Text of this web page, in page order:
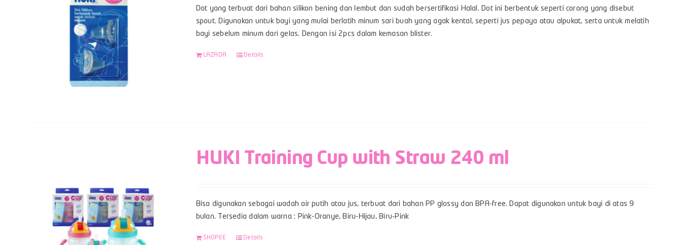
Dot yang terbuat dari bahan silikon bening dan lembut dan sudah bersertifikasi Halal. Dot ini berbentuk seperti corong yang disebut
spout. Digunakan untuk bayi yang mulai berlatih minum sari buah yang agak kental, seperti jus pepaya atau alpukat, serta untuk melatih
bayi sebelum minum dari gelas. Dengan isi 2pcs dalam kemasan blister.
LAZADA Details
HUKI Training Cup with Straw 240 ml
Bisa digunakan sebagai wadah air putih atau jus, terbuat dari bahan PP glossy dan BPA-free. Dapat digunakan untuk bayi di atas 9
bulan. Tersedia dalam warna : Pink-Oranye, Biru-Hijau, Biru-Pink
SHOPEE Details